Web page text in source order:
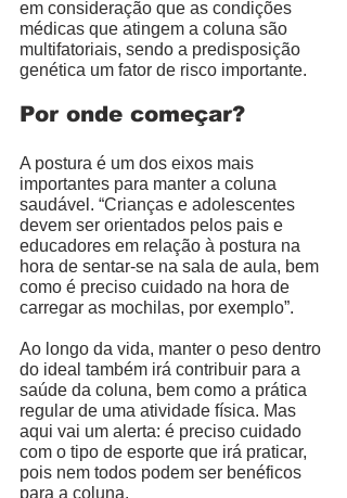
em consideração que as condições
médicas que atingem a coluna são
multifatoriais, sendo a predisposição
genética um fator de risco importante.
Por onde começar?
A postura é um dos eixos mais
importantes para manter a coluna
saudável. “Crianças e adolescentes
devem ser orientados pelos pais e
educadores em relação à postura na
hora de sentar-se na sala de aula, bem
como é preciso cuidado na hora de
carregar as mochilas, por exemplo”.
Ao longo da vida, manter o peso dentro
do ideal também irá contribuir para a
saúde da coluna, bem como a prática
regular de uma atividade física. Mas
aqui vai um alerta: é preciso cuidado
com o tipo de esporte que irá praticar,
pois nem todos podem ser benéficos
para a coluna.